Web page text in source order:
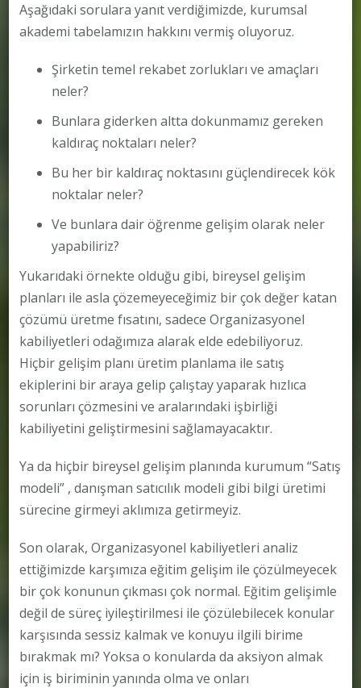
Aşağıdaki sorulara yanıt verdiğimizde, kurumsal
akademi tabelamızın hakkını vermiş oluyoruz.
Şirketin temel rekabet zorlukları ve amaçları
neler?
Bunlara giderken altta dokunmamız gereken
kaldıraç noktaları neler?
Bu her bir kaldıraç noktasını güçlendirecek kök
noktalar neler?
Ve bunlara dair öğrenme gelişim olarak neler
yapabiliriz?
Yukarıdaki örnekte olduğu gibi, bireysel gelişim
planları ile asla çözemeyeceğimiz bir çok değer katan
çözümü üretme fısatını, sadece Organizasyonel
kabiliyetleri odağımıza alarak elde edebiliyoruz.
Hiçbir gelişim planı üretim planlama ile satış
ekiplerini bir araya gelip çalıştay yaparak hızlıca
sorunları çözmesini ve aralarındaki işbirliği
kabiliyetini geliştirmesini sağlamayacaktır.
Ya da hiçbir bireysel gelişim planında kurumum “Satış
modeli” , danışman satıcılık modeli gibi bilgi üretimi
sürecine girmeyi aklımıza getirmeyiz.
Son olarak, Organizasyonel kabiliyetleri analiz
ettiğimizde karşımıza eğitim gelişim ile çözülmeyecek
bir çok konunun çıkması çok normal. Eğitim gelişimle
değil de süreç iyileştirilmesi ile çözülebilecek konular
karşısında sessiz kalmak ve konuyu ilgili birime
bırakmak mı? Yoksa o konularda da aksiyon almak
için iş biriminin yanında olma ve onları